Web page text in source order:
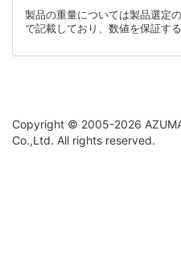
製品の重量については製品選定
で記載しており、数値を保証す
Copyright © 2005-2026
Co.,Ltd. All rights reserved.